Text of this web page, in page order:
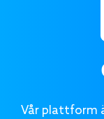
Vår plattform